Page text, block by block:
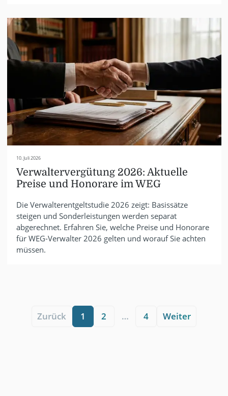
10. Juli 2026
Verwaltervergütung 2026: Aktuelle
Preise und Honorare im WEG
Die Verwalterentgeltstudie 2026 zeigt: Basissätze
steigen und Sonderleistungen werden separat
abgerechnet. Erfahren Sie, welche Preise und Honorare
für WEG-Verwalter 2026 gelten und worauf Sie achten
müssen.
Zurück 1 2 … 4 Weiter